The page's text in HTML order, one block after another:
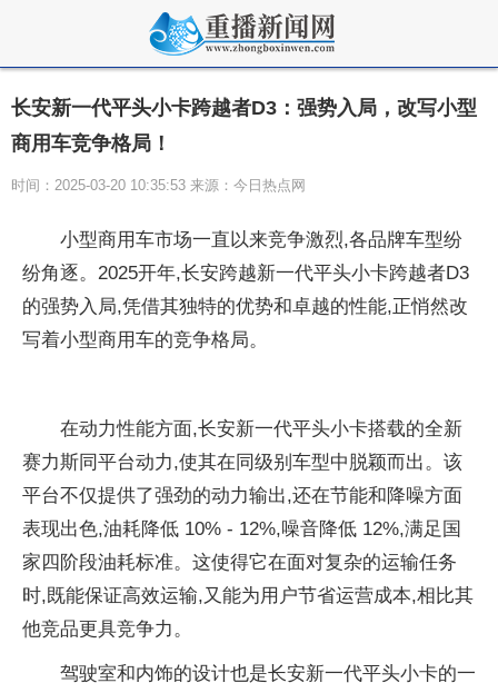
长安新一代平头小卡跨越者D3：强势入局，改写小型
商用车竞争格局！
时间：2025-03-20 10:35:53 来源：今日热点网
小型商用车市场一直以来竞争激烈,各品牌车型纷
纷角逐。2025开年,长安跨越新一代平头小卡跨越者D3
的强势入局,凭借其独特的优势和卓越的性能,正悄然改
写着小型商用车的竞争格局。
在动力性能方面,长安新一代平头小卡搭载的全新
赛力斯同平台动力,使其在同级别车型中脱颖而出。该
平台不仅提供了强劲的动力输出,还在节能和降噪方面
表现出色,油耗降低 10% - 12%,噪音降低 12%,满足 国
家四阶段油耗标准。这使得它在面对复杂的运输任务
时,既能保证高效运输,又能为用户节省运营成本,相比其
他竞品更具竞争力。
驾驶室和内饰的设计也是长安新一代平头小卡的一